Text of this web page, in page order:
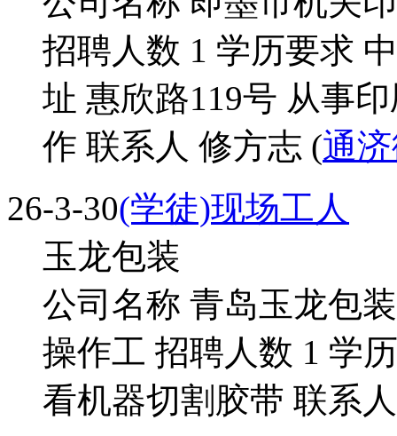
招聘人数 1 学历要求
址 惠欣路119号 从事
作 联系人 修方志 (通
26-3-30(学徒)现场工人
玉龙包装
公司名称 青岛玉龙包
操作工 招聘人数 1 学
看机器切割胶带 联系